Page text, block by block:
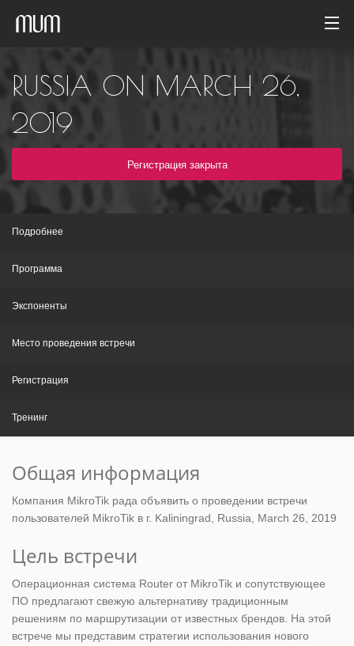
Фотогалерея
Архив событий
RUSSIA ON MARCH 26,
2019
Регистрация закрыта
Подробнее
Программа
Экспоненты
Место проведения встречи
Регистрация
Тренинг
Общая информация
Компания MikroTik рада объявить о проведении встречи
пользователей MikroTik в г. Kaliningrad, Russia, March 26, 2019
Цель встречи
Операционная система Router от MikroTik и сопутствующее
ПО предлагают свежую альтернативу традиционным
решениям по маршрутизации от известных брендов. На этой
встрече мы представим стратегии использования нового